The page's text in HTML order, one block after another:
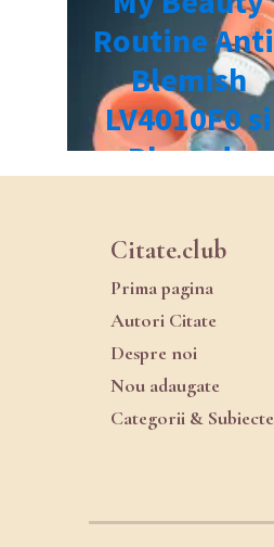
Citate.club
Prima pagina
Autori Citate
Despre noi
Nou adaugate
Categorii & Subiecte